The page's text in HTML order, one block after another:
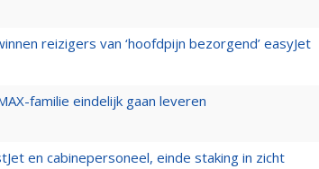
reizigers van ‘hoofdpijn bezorgend’ easyJet
familie eindelijk gaan leveren
en cabinepersoneel, einde staking in zicht